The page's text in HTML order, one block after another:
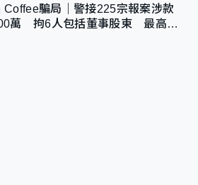
Coffee騙局｜警接225宗報案涉款
萬 拘6人包括董事股東 最高金